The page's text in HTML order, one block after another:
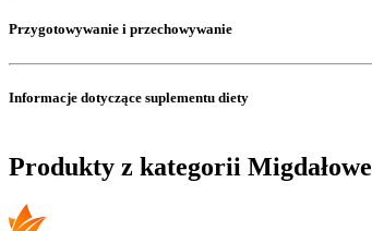
Przygotowywanie i przechowywanie
Informacje dotyczące suplementu diety
Produkty z kategorii Migdałowe